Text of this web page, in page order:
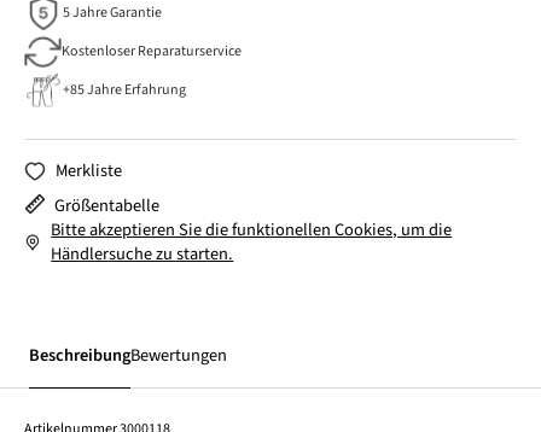
5 Jahre Garantie
Kostenloser Reparaturservice
+85 Jahre Erfahrung
Merkliste
Größentabelle
Bitte akzeptieren Sie die funktionellen Cookies, um die
Händlersuche zu starten.
BeschreibungBewertungen